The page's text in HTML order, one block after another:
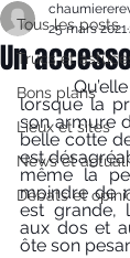
Tous les posts
Trucs et
Bons plans
Lieux et sites
News et
Débats et
Un
25 mars 2021
	Qu’elle est amère, la réalité,
lorsque la
son armure
belle cotte
est
même la
moindre de
est grande,
aux dos et
ôte son